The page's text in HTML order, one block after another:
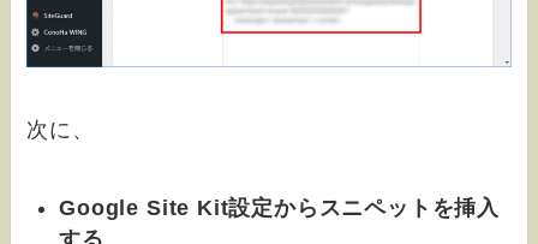
次に、
Google Site Kit設定からスニペットを挿入